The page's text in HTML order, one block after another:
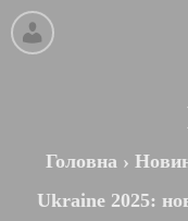
Головна ›
Ukraine 2025: